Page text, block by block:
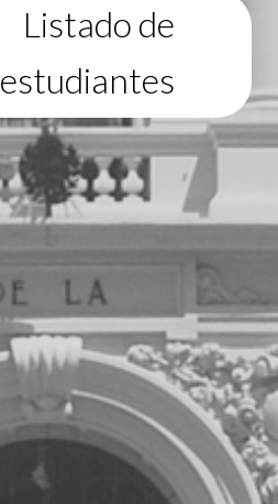
Listado de
estudiantes